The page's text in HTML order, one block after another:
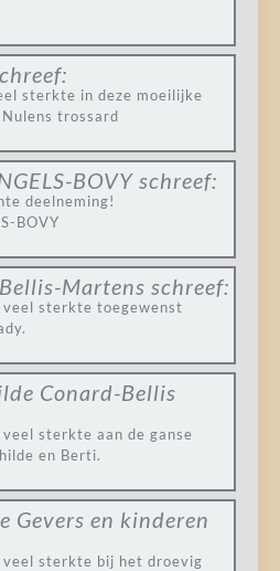
sterkte in deze moeilijke
trossard
BOVY schreef:
deelneming!
BOVY
Martens schreef:
veel sterkte toegewenst
Conard-Bellis
sterkte aan de ganse
en Berti.
Gevers en kinderen
veel sterkte bij het droevig